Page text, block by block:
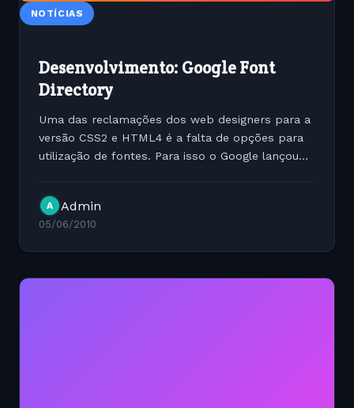
NOTÍCIAS
Desenvolvimento: Google Font
Directory
Uma das reclamações dos web designers para a
versão CSS2 e HTML4 é a falta de opções para
utilização de fontes. Para isso o Google lançou
ser...
A Admin
05/06/2010